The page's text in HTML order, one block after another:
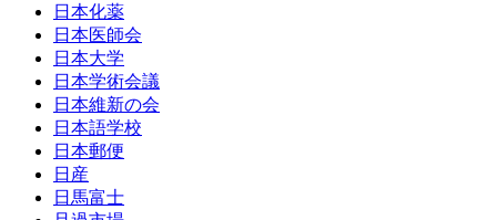
日本化薬
日本医師会
日本大学
日本学術会議
日本維新の会
日本語学校
日本郵便
日産
日馬富士